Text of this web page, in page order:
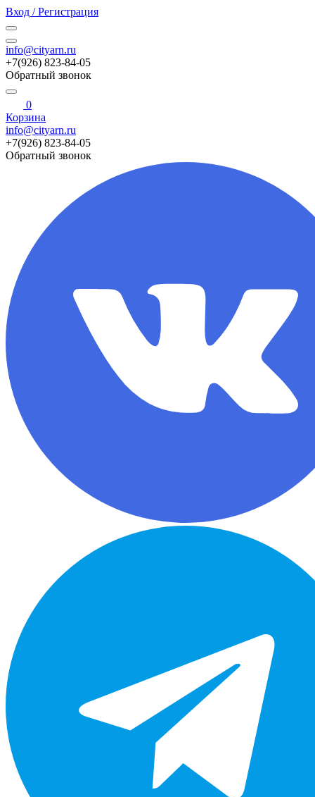
Вход / Регистрация
info@cityarn.ru
+7(926) 823-84-05
Обратный звонок
0
Корзина
info@cityarn.ru
+7(926) 823-84-05
Обратный звонок